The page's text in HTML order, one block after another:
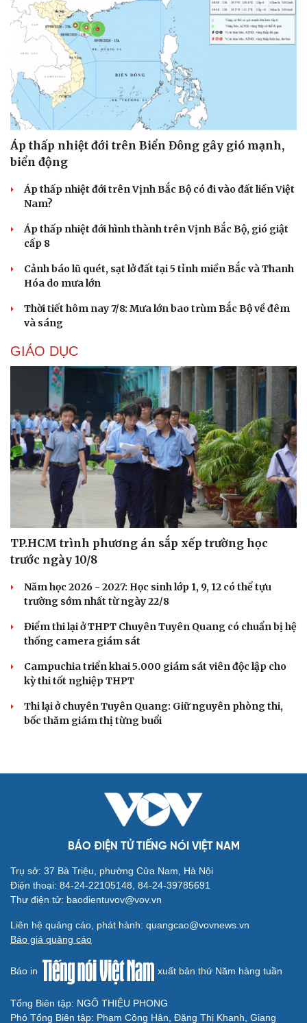
Cải chính
Áp thấp nhiệt đới trên Biển Đông gây gió mạnh,
biển động
Áp thấp nhiệt đới trên Vịnh Bắc Bộ có đi vào đất liền Việt
Nam?
Áp thấp nhiệt đới hình thành trên Vịnh Bắc Bộ, gió giật
cấp 8
Cảnh báo lũ quét, sạt lở đất tại 5 tỉnh miền Bắc và Thanh
Hóa do mưa lớn
Thời tiết hôm nay 7/8: Mưa lớn bao trùm Bắc Bộ về đêm
và sáng
GIÁO DỤC
TP.HCM trình phương án sắp xếp trường học
trước ngày 10/8
Năm học 2026 - 2027: Học sinh lớp 1, 9, 12 có thể tựu
trường sớm nhất từ ngày 22/8
Điểm thi lại ở THPT Chuyên Tuyên Quang có chuẩn bị hệ
thống camera giám sát
Campuchia triển khai 5.000 giám sát viên độc lập cho
kỳ thi tốt nghiệp THPT
Thi lại ở chuyên Tuyên Quang: Giữ nguyên phòng thi,
bốc thăm giám thị từng buổi
BÁO ĐIỆN TỬ TIẾNG NÓI VIỆT NAM
Trụ sở: 37 Bà Triệu, phường Cửa Nam, Hà Nội
Điện thoại: 84-24-22105148, 84-24-39785691
Thư điện tử: baodientuvov@vov.vn
Liên hệ quảng cáo, phát hành: quangcao@vovnews.vn
Báo giá quảng cáo
Báo in xuất bản thứ Năm hàng tuần
Tổng Biên tập: NGÔ THIỆU PHONG
Phó Tổng Biên tập: Phạm Công Hân, Đặng Thị Khanh, Giang